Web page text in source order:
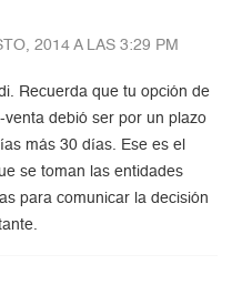
2014 A LAS 3:29 PM
Recuerda que tu opción de
venta debió ser por un plazo
más 30 días. Ese es el
se toman las entidades
para comunicar la decisión